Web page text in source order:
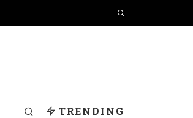
TRENDING